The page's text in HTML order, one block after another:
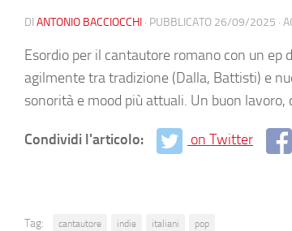
DI ANTONIO BACCIOCCHI · PUBBLICATO 26/09/2025 ·
Esordio per il cantautore romano con un
agilmente tra tradizione (Dalla, Battisti) e
sonorità e mood più attuali. Un buon
Condividi l'articolo: on Twitter
Tag: cantautore indie italiani pop